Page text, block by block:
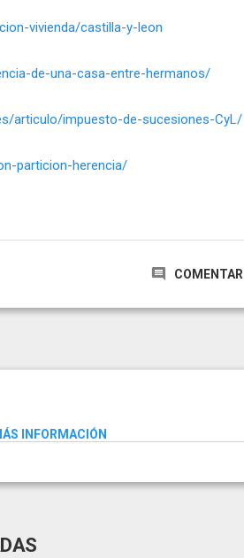
vivienda/castilla-y-leon
de-una-casa-entre-hermanos/
articulo/impuesto-de-sucesiones-CyL/
particion-herencia/
COMENTAR
INFORMACIÓN